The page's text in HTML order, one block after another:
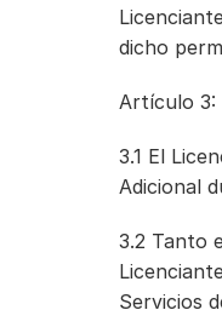
dicho
Artículo 3:
3.1 El
Adicional
3.2 Tanto
Servicios